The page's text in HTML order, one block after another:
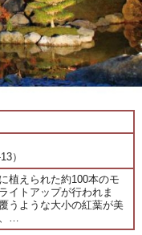
）
植えられた約100本のモ
イトアップが行われま
うような大小の紅葉が美
…